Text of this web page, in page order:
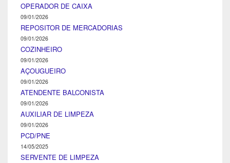
OPERADOR DE CAIXA
09/01/2026
REPOSITOR DE MERCADORIAS
09/01/2026
COZINHEIRO
09/01/2026
AÇOUGUEIRO
09/01/2026
ATENDENTE BALCONISTA
09/01/2026
AUXILIAR DE LIMPEZA
09/01/2026
PCD/PNE
14/05/2025
SERVENTE DE LIMPEZA